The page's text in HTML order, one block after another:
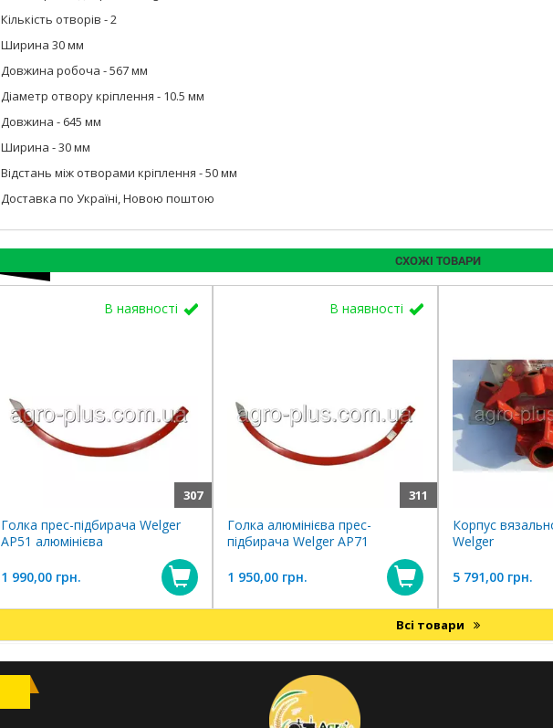
Кількість отворів - 2
Ширина 30 мм
Довжина робоча - 567 мм
Діаметр отвору кріплення - 10.5 мм
Довжина - 645 мм
Ширина - 30 мм
Відстань між отворами кріплення - 50 мм
Доставка по Україні, Новою поштою
СХОЖІ ТОВАРИ
В наявності
307
Голка прес-підбирача Welger
АР51 алюмінієва
1 990,00 грн.
Купити
В наявності
311
Голка алюмінієва прес-
підбирача Welger АР71
1 950,00 грн.
Купити
Корпус
Welger
5 791,00 грн.
Всі товари